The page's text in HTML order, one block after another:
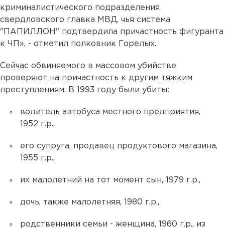
криминалистического подразделения
свердловского главка МВД, чья система
"ПАПИЛЛОН" подтвердила причастность фигуранта
к ЧП», - отметил полковник Горелых.
Сейчас обвиняемого в массовом убийстве
проверяют на причастность к другим тяжким
преступлениям. В 1993 году были убиты:
водитель автобуса местного предприятия,
1952 г.р.,
его супруга, продавец продуктового магазина,
1955 г.р.,
их малолетний на тот момент сын, 1979 г.р.,
дочь, также малолетняя, 1980 г.р.,
родственники семьи - женщина, 1960 г.р., из